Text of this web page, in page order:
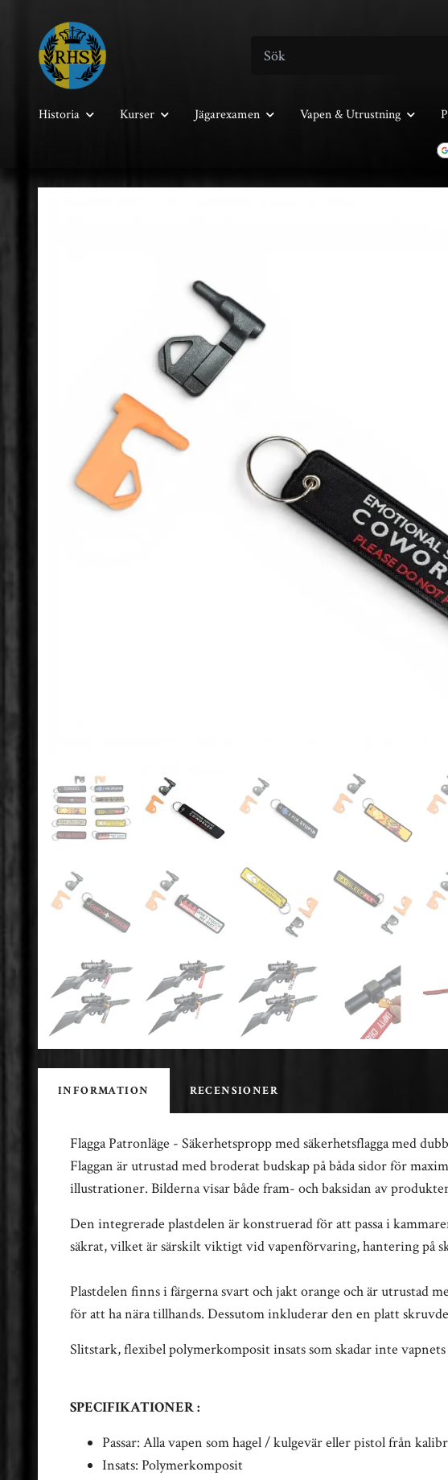
Historia Kurser Jägarexamen Vapen & Utrustning
INFORMATION RECENSIONER
Flagga Patronläge - Säkerhetspropp med säkerhetsflagga med
Flaggan är utrustad med broderat budskap på båda sidor för
illustrationer. Bilderna visar både fram- och baksidan av
Den integrerade plastdelen är konstruerad för att passa i
säkrat, vilket är särskilt viktigt vid vapenförvaring, hantering på
Plastdelen finns i färgerna svart och jakt orange och är
för att ha nära tillhands. Dessutom inkluderar den en platt
Slitstark, flexibel polymerkomposit insats som skadar inte
SPECIFIKATIONER :
Passar: Alla vapen som hagel / kulgevär eller pistol från
Insats: Polymerkomposit